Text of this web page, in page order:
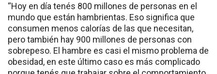
“Hoy en día tenés 800 millones de personas en el
mundo que están hambrientas. Eso significa que
consumen menos calorías de las que necesitan,
pero también hay 900 millones de personas con
sobrepeso. El hambre es casi el mismo problema de
obesidad, en este último caso es más complicado